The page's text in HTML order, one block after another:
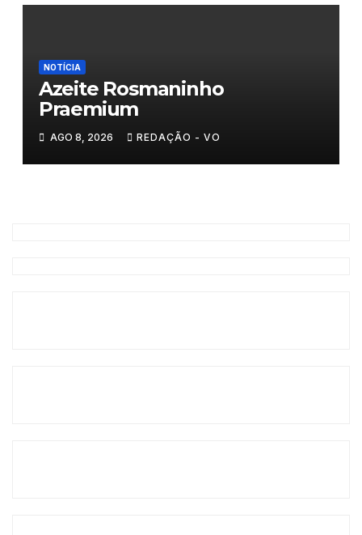
NOTÍCIA
Azeite Rosmaninho
Praemium
AGO 8, 2026 REDAÇÃO - VO